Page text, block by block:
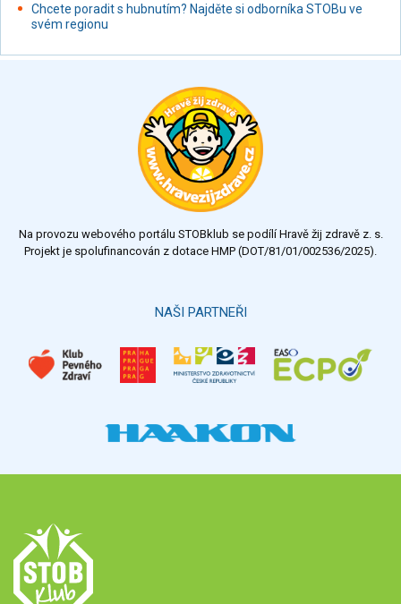
Restaurace, jídelny, hotová jídla
Fastfood
Studená kuchyně, lahůdkářské výrobky
Chcete poradit s hubnutím? Najděte si odborníka STOBu ve
svém regionu
Na provozu webového portálu STOBklub se podílí Hravě žij zdravě z. s.
Projekt je spolufinancován z dotace HMP (DOT/81/01/002536/2025).
NAŠI PARTNEŘI